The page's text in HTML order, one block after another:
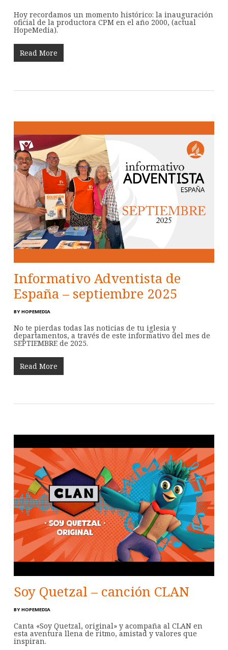
Hoy recordamos un momento histórico: la inauguración
oficial de la productora CPM en el año 2000, (actual
HopeMedia).
Read More
Informativo Adventista de
España – septiembre 2025
BY HOPEMEDIA
No te pierdas todas las noticias de tu iglesia y
departamentos, a través de este informativo del mes de
SEPTIEMBRE de 2025.
Read More
Soy Quetzal – canción CLAN
BY HOPEMEDIA
Canta «Soy Quetzal, original» y acompaña al CLAN en
esta aventura llena de ritmo, amistad y valores que
inspiran.